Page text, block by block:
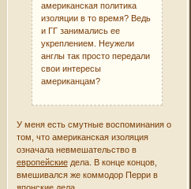
американская политика
изоляции в то время? Ведь
и ГГ занимались ее
укреплением. Неужели
англы так просто передали
свои интересы
американцам?
У меня есть смутные воспоминания о
том, что американская изоляция
означала невмешательство в
европейскиедела. В конце концов,
вмешивался же коммодор Перри в
японские дела.